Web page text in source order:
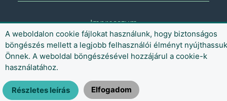
Impresszum
© 2021 MVM
A weboldalon cookie fájlokat használunk, hogy biztonságos
böngészés mellett a legjobb felhasználói élményt nyújthassuk
Önnek. A weboldal böngészésével hozzájárul a cookie-k
használatához.
Részletes leírás Elfogadom